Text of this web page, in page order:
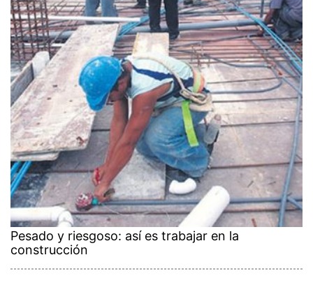
Pesado y riesgoso: así es trabajar en la
construcción